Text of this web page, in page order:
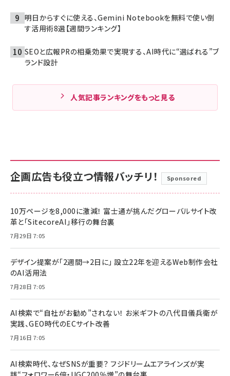
明日からすぐに使える、Gemini Notebookを無料で使い倒
す活用術8選【週間ランキング】
SEOと広報PRの相乗効果で実現する、AI時代に“選ばれる”ブ
ランド設計
人気記事ランキングをもっと見る
企画広告も役立つ情報バッチリ！ Sponsored
10万ページを8,000に激減！ 富士通が挑んだグローバルサイト改
革と「SitecoreAI」移行の舞台裏
7月29日 7:05
デザイン提案が「2週間→2日に」 設立22年を迎えるWeb制作会社
のAI活用法
7月28日 7:05
AI検索で“自社がお勧め”されない！ お米ギフトの八代目儀兵衛が
実践、GEO時代のECサイト改善
7月16日 7:05
AI検索時代、なぜSNSが重要？ フジドリームエアラインズが実